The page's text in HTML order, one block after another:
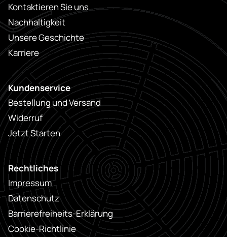
Kontaktieren Sie uns
Nachhaltigkeit
Unsere Geschichte
Karriere
Kundenservice
Bestellung und Versand
Widerruf
Jetzt Starten
Rechtliches
Impressum
Datenschutz
Barrierefreiheits-Erklärung
Cookie-Richtlinie